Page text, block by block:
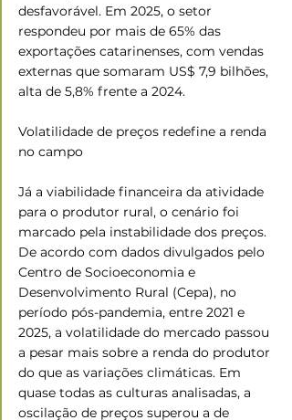
desfavorável. Em 2025, o setor
respondeu por mais de 65% das
exportações catarinenses, com vendas
externas que somaram US$ 7,9 bilhões,
alta de 5,8% frente a 2024.
Volatilidade de preços redefine a renda
no campo
Já a viabilidade financeira da atividade
para o produtor rural, o cenário foi
marcado pela instabilidade dos preços.
De acordo com dados divulgados pelo
Centro de Socioeconomia e
Desenvolvimento Rural (Cepa), no
período pós-pandemia, entre 2021 e
2025, a volatilidade do mercado passou
a pesar mais sobre a renda do produtor
do que as variações climáticas. Em
quase todas as culturas analisadas, a
oscilação de preços superou a de